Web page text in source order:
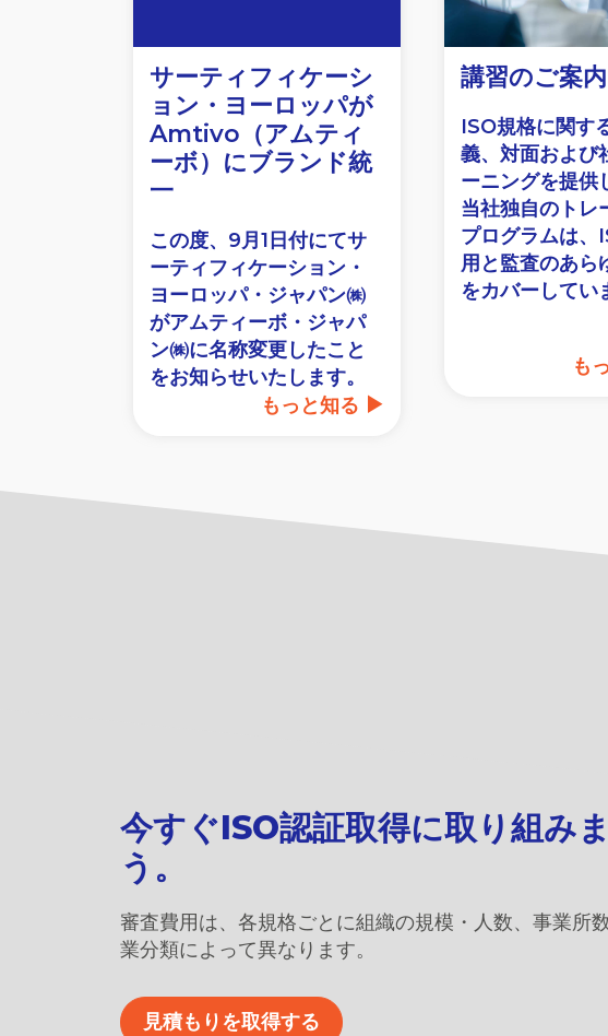
サーティフィケーシ
ョン・ヨーロッパが
Amtivo（アムティ
ーボ）にブランド統
一
この度、9月1日付にてサ
ーティフィケーション・
ヨーロッパ・ジャパン㈱
がアムティーボ・ジャパ
ン㈱に名称変更したこと
をお知らせいたします。
もっと知る
講習のご案内
ISO規格に関す
義、対面および
ーニングを提供
当社独自のトレ
プログラムは、
用と監査のあら
をカバーしてい
も
今すぐISO認証取得に取り組み
う。
審査費用は、各規格ごとに組織の規模・人数、事業所
業分類によって異なります。
見積もりを取得する